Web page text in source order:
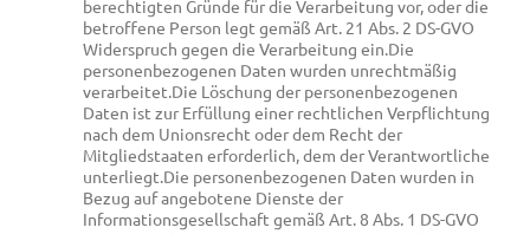
berechtigten Gründe für die Verarbeitung vor, oder die
betroffene Person legt gemäß Art. 21 Abs. 2 DS-GVO
Widerspruch gegen die Verarbeitung ein.Die
personenbezogenen Daten wurden unrechtmäßig
verarbeitet.Die Löschung der personenbezogenen
Daten ist zur Erfüllung einer rechtlichen Verpflichtung
nach dem Unionsrecht oder dem Recht der
Mitgliedstaaten erforderlich, dem der Verantwortliche
unterliegt.Die personenbezogenen Daten wurden in
Bezug auf angebotene Dienste der
Informationsgesellschaft gemäß Art. 8 Abs. 1 DS-GVO